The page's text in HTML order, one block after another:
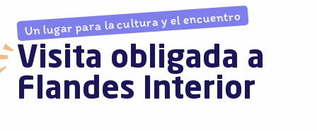
Un lugar para la cultura y el encuentro
Visita obligada a
Flandes Interior